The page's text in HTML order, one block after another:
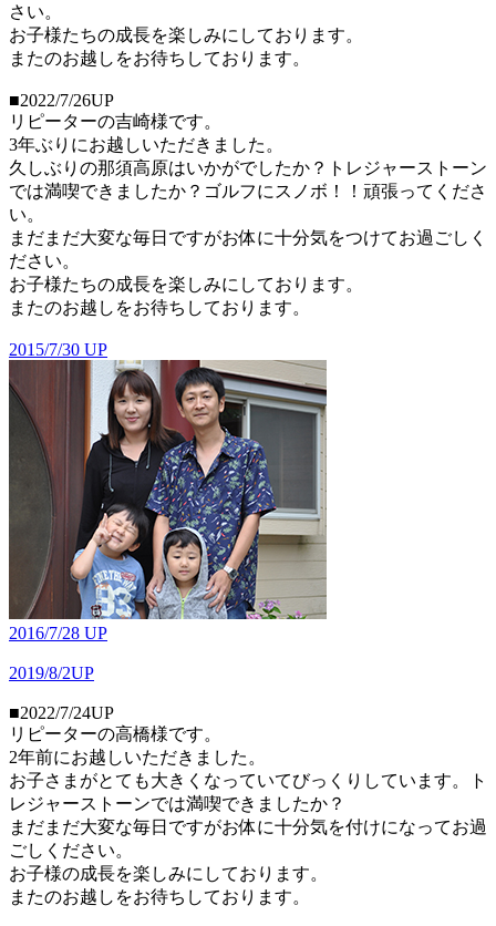
さい。
お子様たちの成長を楽しみにしております。
またのお越しをお待ちしております。
■2022/7/26UP
リピーターの吉崎様です。
3年ぶりにお越しいただきました。
久しぶりの那須高原はいかがでしたか？トレジャーストーン
では満喫できましたか？ゴルフにスノボ！！頑張ってくださ
い。
まだまだ大変な毎日ですがお体に十分気をつけてお過ごしく
ださい。
お子様たちの成長を楽しみにしております。
またのお越しをお待ちしております。
2015/7/30 UP
2016/7/28 UP
2019/8/2UP
■2022/7/24UP
リピーターの高橋様です。
2年前にお越しいただきました。
お子さまがとても大きくなっていてびっくりしています。ト
レジャーストーンでは満喫できましたか？
まだまだ大変な毎日ですがお体に十分気を付けになってお過
ごしください。
お子様の成長を楽しみにしております。
またのお越しをお待ちしております。